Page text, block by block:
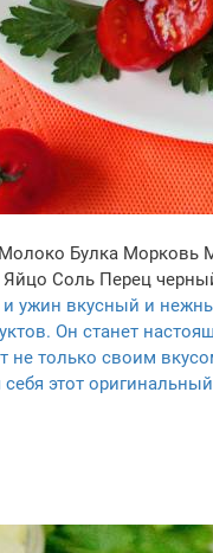
Молоко Булка Морковь
Яйцо Соль Перец
и ужин вкусный и
Он станет
не только своим
этот